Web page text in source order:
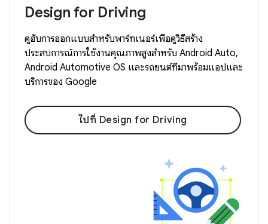
Design for Driving
ดูฮับการออกแบบสำหรับพาร์ทเนอร์เพื่อดูวิธีสร้าง
ประสบการณ์การใช้งานคุณภาพสูงสำหรับ Android Auto,
Android Automotive OS และรถยนต์ที่มาพร้อมแอปและ
บริการของ Google
ไปที่ Design for Driving